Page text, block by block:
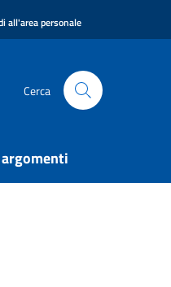
all'area personale
Cerca